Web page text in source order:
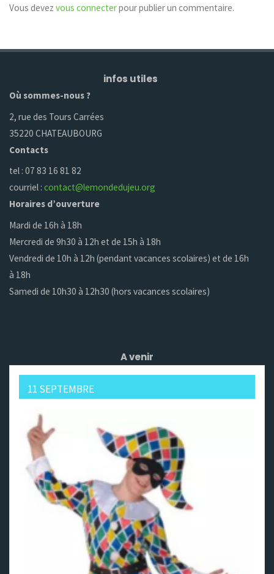
Vous devezvous connecterpour publier un commentaire.
infos utiles
Où sommes-nous ?
2, rue des Tours Carrées
35220 CHATEAUBOURG
Contacts
tel : 07 83 16 81 82
courriel :contact@lemondedujeu.org
Horaires d’ouverture
Mardi de 16h à 18h
Mercredi de 9h30 à 12h et de 15h à 18h
Vendredi de 10h à 12h (pendant vacances scolaires) et de 16h
à 18h
Samedi de 10h30 à 12h30 (hors vacances scolaires)
A venir
11 SEPTEMBRE